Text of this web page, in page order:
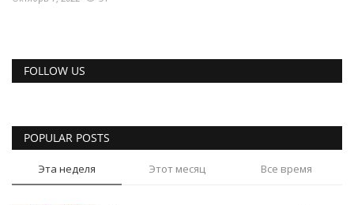
FOLLOW US
POPULAR POSTS
Эта неделя Этот месяц Все время